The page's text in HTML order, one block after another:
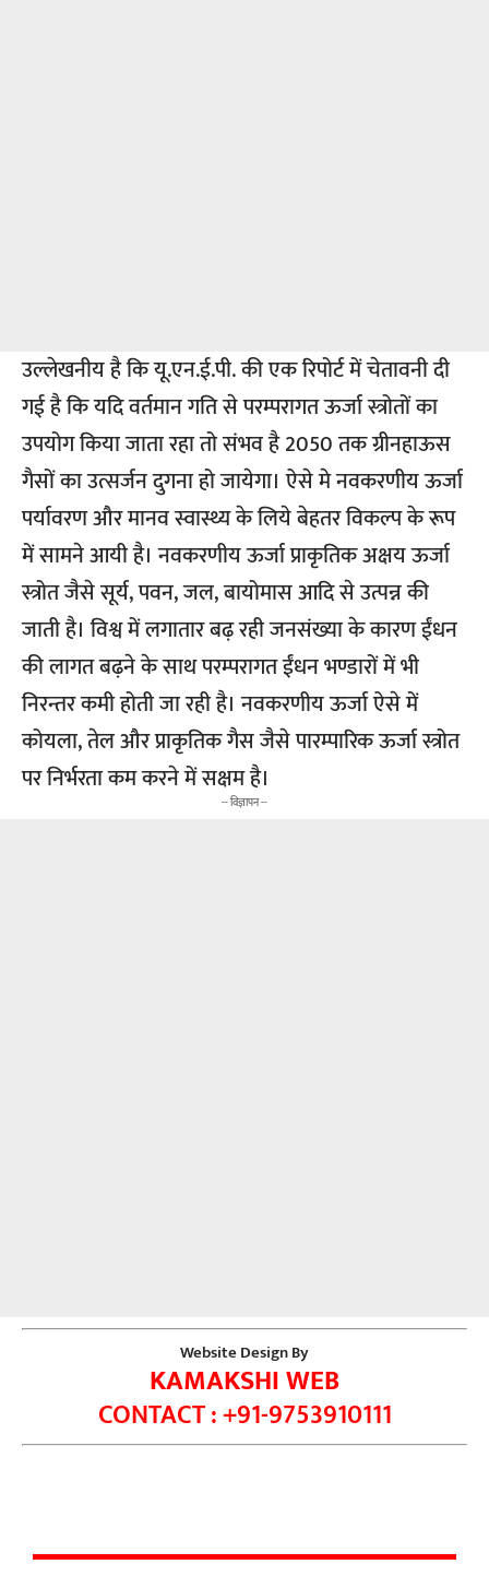
उल्लेखनीय है कि यू.एन.ई.पी. की एक रिपोर्ट में चेतावनी दी
गई है कि यदि वर्तमान गति से परम्परागत ऊर्जा स्त्रोतों का
उपयोग किया जाता रहा तो संभव है 2050 तक ग्रीनहाऊस
गैसों का उत्सर्जन दुगना हो जायेगा। ऐसे मे नवकरणीय ऊर्जा
पर्यावरण और मानव स्वास्थ्य के लिये बेहतर विकल्प के रूप
में सामने आयी है। नवकरणीय ऊर्जा प्राकृतिक अक्षय ऊर्जा
स्त्रोत जैसे सूर्य, पवन, जल, बायोमास आदि से उत्पन्न की
जाती है। विश्व में लगातार बढ़ रही जनसंख्या के कारण ईंधन
की लागत बढ़ने के साथ परम्परागत ईंधन भण्डारों में भी
निरन्तर कमी होती जा रही है। नवकरणीय ऊर्जा ऐसे में
कोयला, तेल और प्राकृतिक गैस जैसे पारम्पारिक ऊर्जा स्त्रोत
पर निर्भरता कम करने में सक्षम है।
-- विज्ञापन --
Website Design By
KAMAKSHI WEB
CONTACT : +91-9753910111